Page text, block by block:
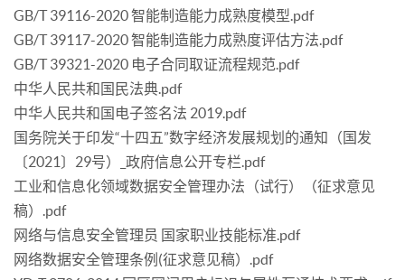
GB/T 39116-2020 智能制造能力成熟度模型.pdf
GB/T 39117-2020 智能制造能力成熟度评估方法.pdf
GB/T 39321-2020 电子合同取证流程规范.pdf
中华人民共和国民法典.pdf
中华人民共和国电子签名法 2019.pdf
国务院关于印发“十四五”数字经济发展规划的通知（国发
〔2021〕29号）_政府信息公开专栏.pdf
工业和信息化领域数据安全管理办法（试行）（征求意见
稿）.pdf
网络与信息安全管理员 国家职业技能标准.pdf
网络数据安全管理条例(征求意见稿）.pdf